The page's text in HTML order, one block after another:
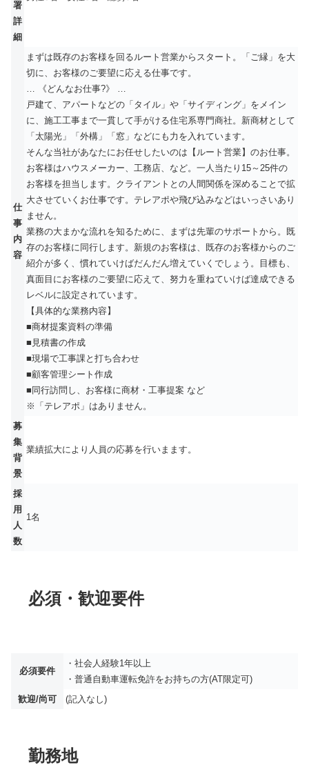
署
詳
細
仕
事
内
容
まずは既存のお客様を回るルート営業からスタート。「ご縁」を大
切に、お客様のご要望に応える仕事です。
… 《どんなお仕事?》 …
戸建て、アパートなどの「タイル」や「サイディング」をメイン
に、施工工事まで一貫して手がける住宅系専門商社。新商材として
「太陽光」「外構」「窓」などにも力を入れています。
そんな当社があなたにお任せしたいのは【ルート営業】のお仕事。
お客様はハウスメーカー、工務店、など。一人当たり15～25件の
お客様を担当します。クライアントとの人間関係を深めることで拡
大させていくお仕事です。テレアポや飛び込みなどはいっさいあり
ません。
業務の大まかな流れを知るために、まずは先輩のサポートから。既
存のお客様に同行します。新規のお客様は、既存のお客様からのご
紹介が多く、慣れていけばだんだん増えていくでしょう。目標も、
真面目にお客様のご要望に応えて、努力を重ねていけば達成できる
レベルに設定されています。
【具体的な業務内容】
■商材提案資料の準備
■見積書の作成
■現場で工事課と打ち合わせ
■顧客管理シート作成
■同行訪問し、お客様に商材・工事提案 など
※「テレアポ」はありません。
募
集
背
景
業績拡大により人員の応募を行いまます。
採
用
人
数
1名
必須・歓迎要件
必須要件
・社会人経験1年以上
・普通自動車運転免許をお持ちの方(AT限定可)
歓迎/尚可
(記入なし)
勤務地